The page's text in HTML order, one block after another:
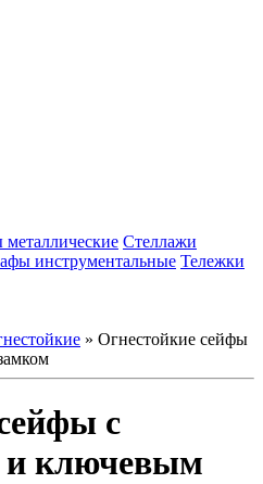
Стеллажи
инструментальные Тележки
» Огнестойкие сейфы
с
и ключевым